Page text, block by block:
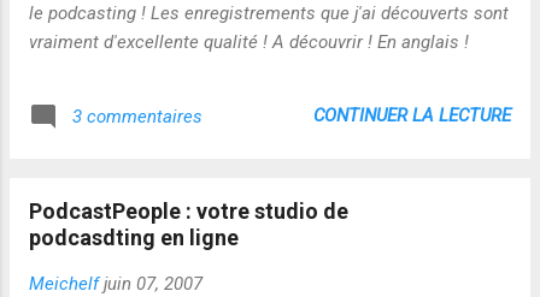
le podcasting ! Les enregistrements que j'ai découverts sont
vraiment d'excellente qualité ! A découvrir ! En anglais !
3 commentaires CONTINUER LA LECTURE
PodcastPeople : votre studio de
podcasdting en ligne
Meichelf juin 07, 2007